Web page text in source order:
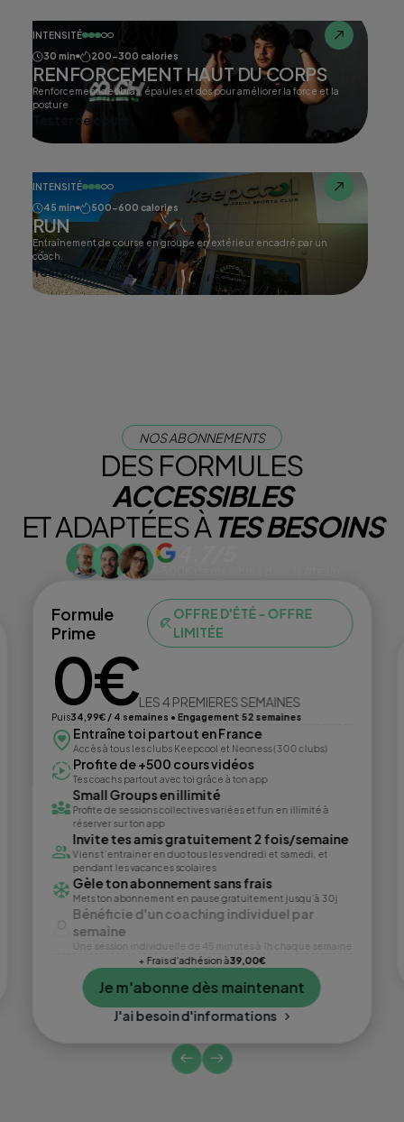
INTENSITÉ
30 min
200-300 calories
RENFORCEMENT HAUT DU CORPS
Renforcement des bras, épaules et dos pour améliorer la force et la
posture
Tester ce cours
INTENSITÉ
45 min
500-600 calories
RUN
Entraînement de course en groupe en extérieur encadré par un
coach.
Tester ce cours
NOS ABONNEMENTS
DES FORMULES
ACCESSIBLES
ET ADAPTÉES ÀTES BESOINS
Formule
Prime
OFFRE D'ÉTÉ - OFFRE
LIMITÉE
0€LES 4 PREMIERES SEMAINES
Puis34,99€ / 4 semaines • Engagement 52 semaines
Entraîne toi partout en France
Accès à tous les clubs Keepcool et Neoness (300 clubs)
Profite de +500 cours vidéos
Tes coachs partout avec toi grâce à ton app
Small Groups en illimité
Profite de sessions collectives variées et fun en illimité à
réserver sur ton app
Invite tes amis gratuitement 2 fois/semaine
Viens t’entrainer en duo tous les vendredi et samedi, et
pendant les vacances scolaires
Gèle ton abonnement sans frais
Mets ton abonnement en pause gratuitement jusqu’à 30j
Bénéficie d'un coaching individuel par
semaine
Une session individuelle de 45 minutes à 1h chaque semaine
+ Frais d'adhésion à39,00€
Je m'abonne dès maintenant
J'ai besoin d'informations